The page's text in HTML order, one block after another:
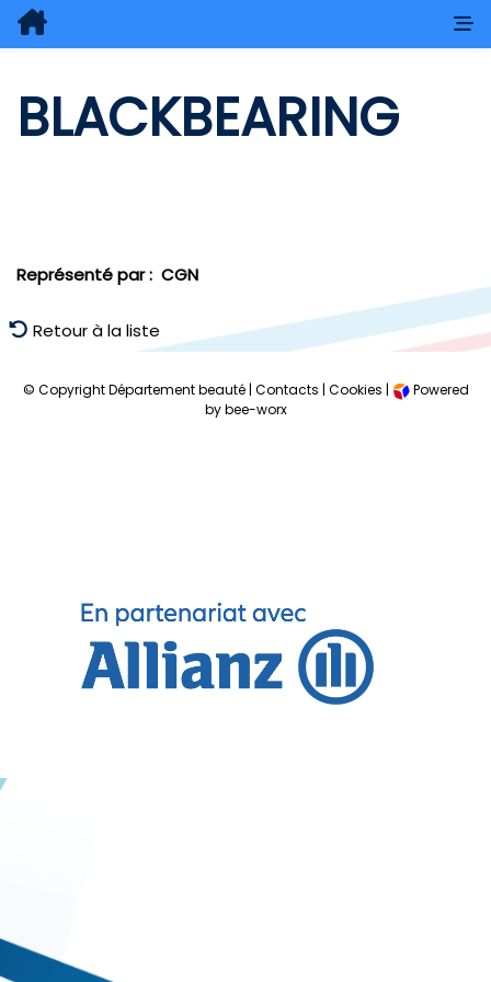
BLACKBEARING
Représenté par : CGN
Retour à la liste
© Copyright Département beauté | Contacts | Cookies |
Powered
by bee-worx